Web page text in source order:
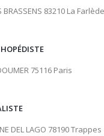
BRASSENS 83210 La Farlède
75116 Paris
DEL LAGO 78190 Trappes